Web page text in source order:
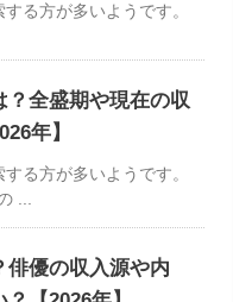
る方が多いようです。
？全盛期や現在の収
年】
る方が多いようです。
...
俳優の収入源や内